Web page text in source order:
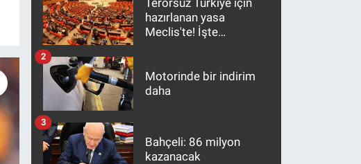
Terörsüz Türkiye için
hazırlanan yasa
Meclis'te! İşte
Motorinde bir indirim
daha
2
Bahçeli: 86 milyon
kazanacak
3